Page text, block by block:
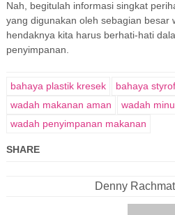
Nah, begitulah informasi singkat
yang digunakan oleh sebagian besar
hendaknya kita harus berhati-hati
penyimpanan.
bahaya plastik kresek
bahaya
wadah makanan aman
wadah
wadah penyimpanan makanan
SHARE
Denny